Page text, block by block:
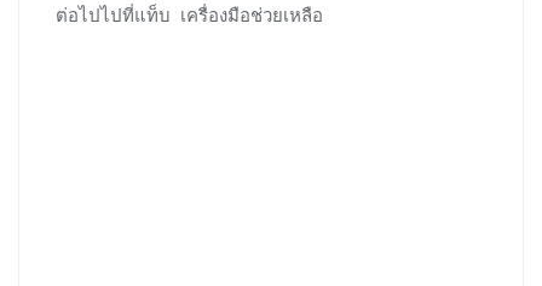
ต่อไปไปที่แท็บ เครื่องมือช่วยเหลือ